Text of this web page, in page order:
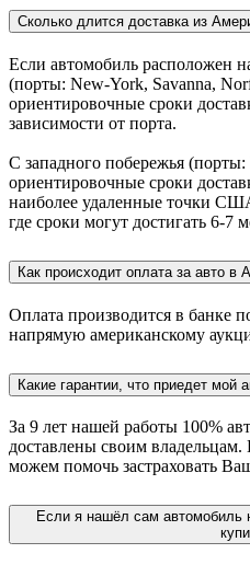
Сколько длится доставка из
Если автомобиль расположен
(порты: New-York, Savanna,
ориентировочные сроки
зависимости от порта.
С западного побережья
ориентировочные сроки
наиболее удаленные точки
где сроки могут достигать 6-7
Как происходит оплата за авто в
Оплата производится в банке
напрямую американскому
Какие гарантии, что приедет мой
За 9 лет нашей работы 100%
доставлены своим
можем помочь застраховать
Если я нашёл сам автомобиль